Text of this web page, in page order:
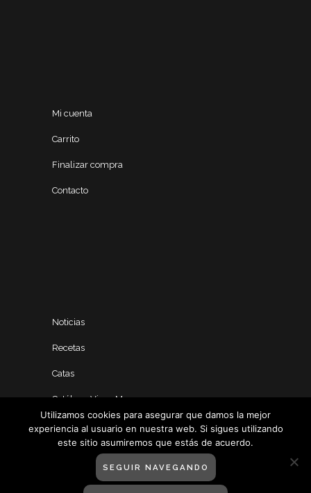
Mi cuenta
Carrito
Finalizar compra
Contacto
Noticias
Recetas
Catas
Catálogo Vinos Manero
Utilizamos cookies para asegurar que damos la mejor
experiencia al usuario en nuestra web. Si sigues utilizando
este sitio asumiremos que estás de acuerdo.
SEGUIR NAVEGANDO